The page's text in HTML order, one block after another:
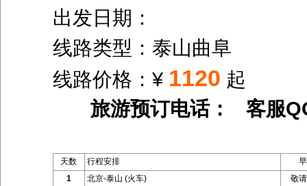
出发日期：
线路类型：泰山曲阜
线路价格：¥ 1120 起
旅游预订电话： 客服
天数 行程安排
1
北京-泰山 (火车)
敬